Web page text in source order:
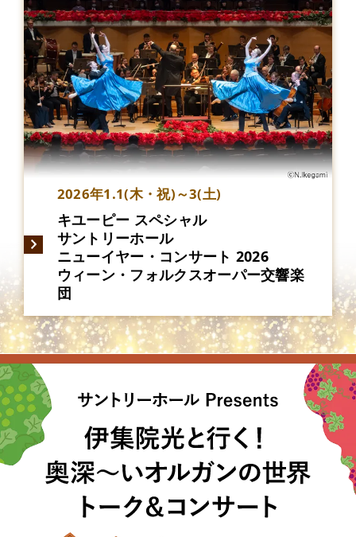
2026年1.1(木・祝)～3(土)
キユーピー スペシャル
サントリーホール
ニューイヤー・コンサート 2026
ウィーン・フォルクスオーパー交響楽
団